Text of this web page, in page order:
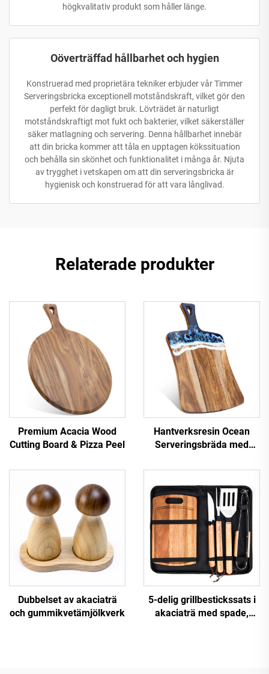
högkvalitativ produkt som håller länge.
Oöverträffad hållbarhet och hygien
Konstruerad med proprietära tekniker erbjuder vår Timmer
Serveringsbricka exceptionell motståndskraft, vilket gör den
perfekt för dagligt bruk. Lövträdet är naturligt
motståndskraftigt mot fukt och bakterier, vilket säkerställer
säker matlagning och servering. Denna hållbarhet innebär
att din bricka kommer att tåla en upptagen kökssituation
och behålla sin skönhet och funktionalitet i många år. Njuta
av trygghet i vetskapen om att din serveringsbricka är
hygienisk och konstruerad för att vara långlivad.
Relaterade produkter
Premium Acacia Wood
Cutting Board & Pizza Peel
Hantverksresin Ocean
Serveringsbräda med
Dubbelset av akaciaträ
och gummikvetämjölkverk
5-delig grillbestickssats i
akaciaträ med spade,